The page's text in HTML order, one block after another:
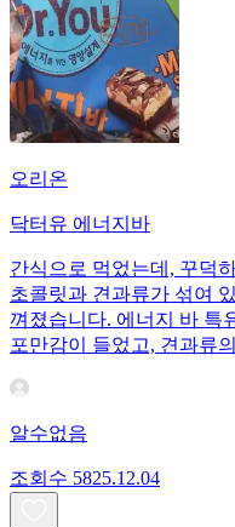
오리온
닥터유 에너지바
간식으로 먹었는데, 꾸덕
초콜릿과 견과류가 섞여
껴졌습니다. 에너지 바 특
포만감이 들었고, 견과류
알수없음
조회수 5825.12.04